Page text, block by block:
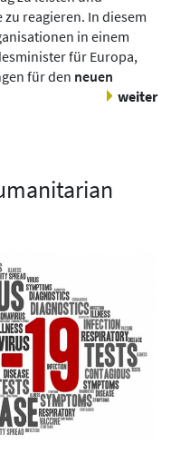
reagieren. In diesem
in einem
für Europa,
für den neuen
weiter